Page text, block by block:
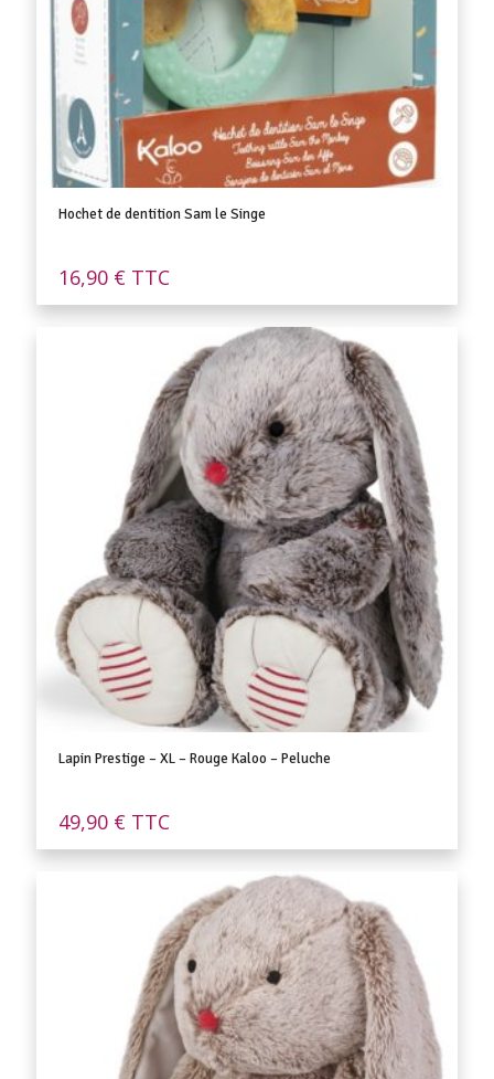
Hochet de dentition Sam le Singe
16,90 € TTC
Lapin Prestige – XL – Rouge Kaloo – Peluche
49,90 € TTC